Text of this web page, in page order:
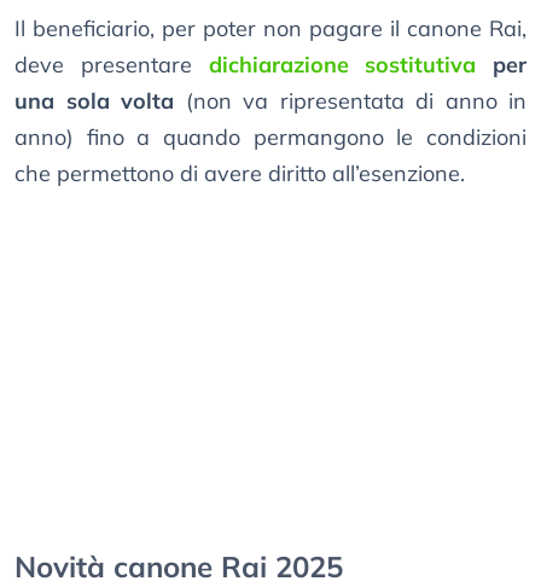
Il beneficiario, per poter non pagare il canone Rai,
deve presentare dichiarazione sostitutiva
per
una sola volta (non va ripresentata di anno in
anno) fino a quando permangono le condizioni
che permettono di avere diritto all’esenzione.
Novità canone Rai 2025